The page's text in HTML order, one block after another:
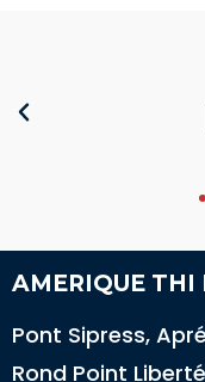
AMERIQUE THI
Pont Sipress,
Rond Point